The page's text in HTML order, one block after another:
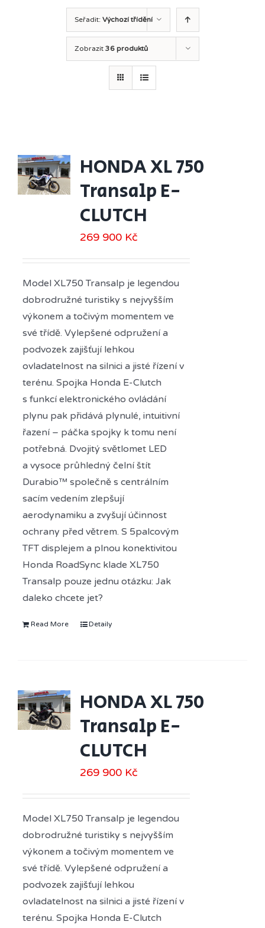
Seřadit: Výchozí třídění
Zobrazit 36 produktů
HONDA XL 750
Transalp E-
CLUTCH
269 900 Kč
Model XL750 Transalp je legendou
dobrodružné turistiky s nejvyšším
výkonem a točivým momentem ve
své třídě. Vylepšené odpružení a
podvozek zajišťují lehkou
ovladatelnost na silnici a jisté řízení v
terénu. Spojka Honda E-Clutch
s funkcí elektronického ovládání
plynu pak přidává plynulé, intuitivní
řazení – páčka spojky k tomu není
potřebná. Dvojitý světlomet LED
a vysoce průhledný čelní štít
Durabio™ společně s centrálním
sacím vedením zlepšují
aerodynamiku a zvyšují účinnost
ochrany před větrem. S 5palcovým
TFT displejem a plnou konektivitou
Honda RoadSync klade XL750
Transalp pouze jednu otázku: Jak
daleko chcete jet?
Read More Detaily
HONDA XL 750
Transalp E-
CLUTCH
269 900 Kč
Model XL750 Transalp je legendou
dobrodružné turistiky s nejvyšším
výkonem a točivým momentem ve
své třídě. Vylepšené odpružení a
podvozek zajišťují lehkou
ovladatelnost na silnici a jisté řízení v
terénu. Spojka Honda E-Clutch